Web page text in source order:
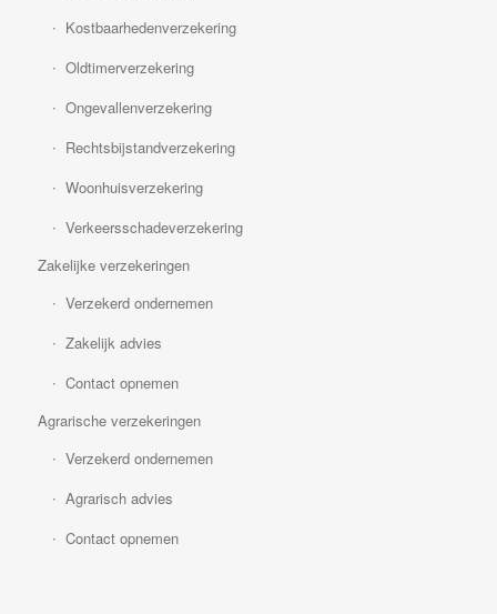
Kostbaarhedenverzekering
Oldtimerverzekering
Ongevallenverzekering
Rechtsbijstandverzekering
Woonhuisverzekering
Verkeersschadeverzekering
Zakelijke verzekeringen
Verzekerd ondernemen
Zakelijk advies
Contact opnemen
Agrarische verzekeringen
Verzekerd ondernemen
Agrarisch advies
Contact opnemen